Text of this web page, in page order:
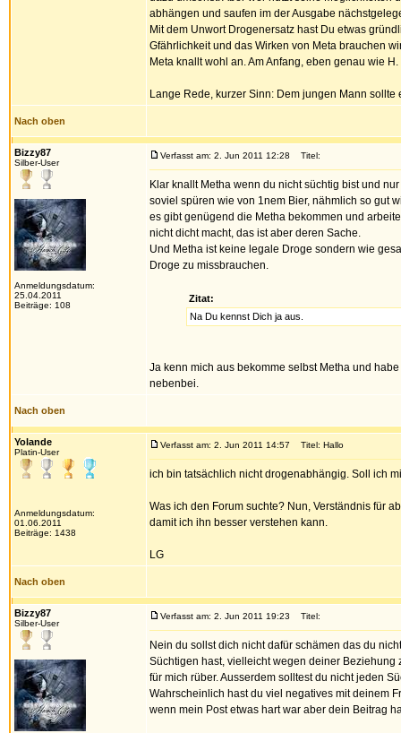
abhängen und saufen im der Ausgabe
Mit dem Unwort Drogenersatz hast Du etwas
Gfährlichkeit und das Wirken von Meta brauchen
Meta knallt wohl an. Am Anfang, eben genau wie H.
Lange Rede, kurzer Sinn: Dem jungen Mann
Nach oben
Bizzy87
Silber-User
Anmeldungsdatum:
25.04.2011
Beiträge: 108
Verfasst am: 2. Jun 2011 12:28 Titel:
Klar knallt Metha wenn du nicht süchtig bist und
soviel spüren wie von 1nem Bier, nähmlich so gut
es gibt genügend die Metha bekommen und
nicht dicht macht, das ist aber deren Sache.
Und Metha ist keine legale Droge sondern wie
Droge zu missbrauchen.
Zitat:
Na Du kennst Dich ja aus.
Ja kenn mich aus bekomme selbst Metha und
nebenbei.
Nach oben
Yolande
Platin-User
Anmeldungsdatum:
01.06.2011
Beiträge: 1438
Verfasst am: 2. Jun 2011 14:57 Titel: Hallo
ich bin tatsächlich nicht drogenabhängig. Soll ich
Was ich den Forum suchte? Nun, Verständnis für
damit ich ihn besser verstehen kann.
LG
Nach oben
Bizzy87
Silber-User
Verfasst am: 2. Jun 2011 19:23 Titel:
Nein du sollst dich nicht dafür schämen das du
Süchtigen hast, vielleicht wegen deiner
für mich rüber. Ausserdem solltest du nicht jeden
Wahrscheinlich hast du viel negatives mit deinem
wenn mein Post etwas hart war aber dein Beitrag